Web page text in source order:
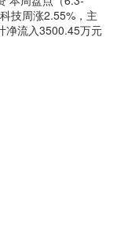
技周涨2.55%，主
净流入3500.45万元